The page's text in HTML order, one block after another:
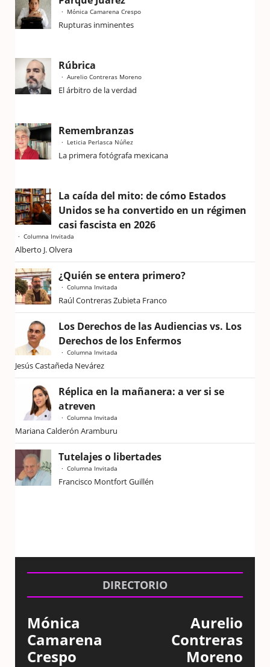
Mónica Camarena Crespo
Rupturas inminentes
Rúbrica
Aurelio Contreras Moreno
El árbitro de la verdad
Remembranzas
Leticia Perlasca Núñez
La primera fotógrafa mexicana
La caída del mito: de cómo Estados
Unidos se ha convertido en un régimen
casi fascista en 2026
Columna Invitada
Alberto J. Olvera
¿Quién se entera primero?
Columna Invitada
Raúl Contreras Zubieta Franco
Los Derechos de las Audiencias vs. Los
Derechos de los Enfermos
Columna Invitada
Jesús Castañeda Nevárez
Réplica en la mañanera: a ver si se
atreven
Columna Invitada
Mariana Calderón Aramburu
Tutelajes o libertades
Columna Invitada
Francisco Montfort Guillén
DIRECTORIO
Mónica
Camarena
Crespo
Aurelio
Contreras
Moreno